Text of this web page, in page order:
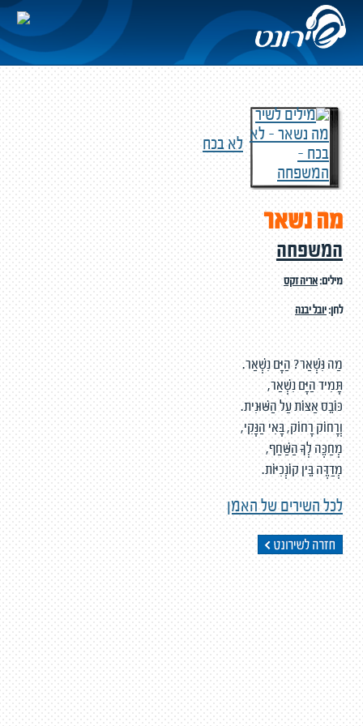
לא בכח
מה נשאר
המשפחה
מילים:אריה זקס
לחן:יובל יבנה
מַה נִּשְׁאַר? הַיָּם נִשְׁאַר.
תָּמִיד הַיָּם נִשְׁאַר,
כּוֹבֵס אַצּוֹת עַל הַשּׁוּנִית.
וְרָחוֹק רָחוֹק, בָּאִי הַנָּקִי,
מְחַכֶּה לְךָ הַשַּׁחַף,
מְדַדֶּה בֵּין קוֹנְכִיּוֹת.
לכל השירים של האמן